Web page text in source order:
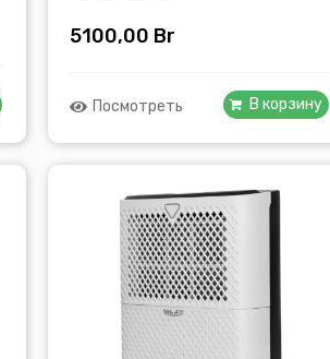
5100,00 Br
Посмотреть В корзину